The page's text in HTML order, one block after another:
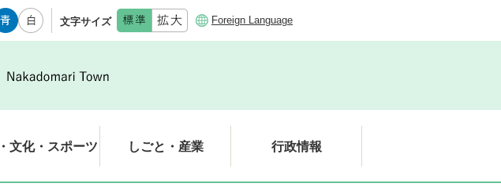
文字サイズ Foreign Language
文化・スポーツ しごと・産業 行政情報